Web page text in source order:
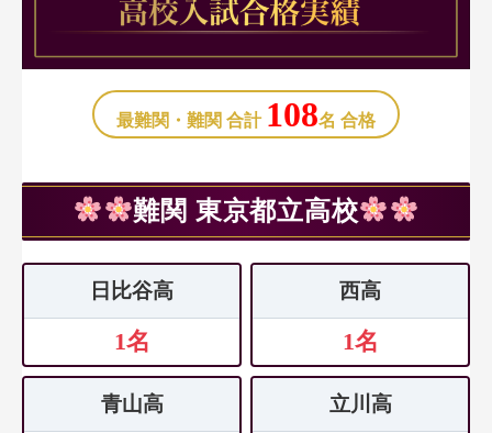
最難関・難関 合計 108名 合格
難関 東京都立高校
日比谷高
1名
西高
1名
青山高 立川高